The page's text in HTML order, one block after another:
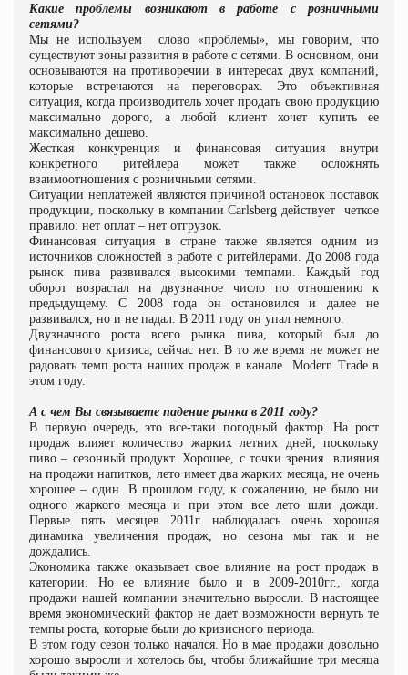
Какие проблемы возникают в работе с розничными
сетями?
Мы не используем
слово «проблемы», мы говорим, что
существуют зоны развития в работе с сетями. В основном, они
основываются на противоречии в интересах двух компаний,
которые встречаются на переговорах. Это объективная
ситуация, когда производитель хочет продать свою продукцию
максимально дорого, а любой клиент хочет купить ее
максимально дешево.
Жесткая конкуренция и финансовая ситуация внутри
конкретного ритейлера может также осложнять
взаимоотношения с розничными сетями.
Ситуации неплатежей являются причиной остановок поставок
продукции, поскольку в компании Carlsberg действует
четкое
правило: нет оплат – нет отгрузок.
Финансовая ситуация в стране также является одним из
источников сложностей в работе с ритейлерами. До 2008 года
рынок пива развивался высокими темпами. Каждый год
оборот возрастал на двузначное число по отношению к
предыдущему. С 2008 года он остановился и далее не
развивался, но и не падал. В 2011 году он упал немного.
Двузначного роста всего рынка пива, который был до
финансового кризиса, сейчас нет. В то же время не может не
радовать темп роста наших продаж в канале
Modern Tradeв
этом году.
А с чем Вы связываете падение рынка в 2011 году?
В первую очередь, это все-таки погодный фактор. На рост
продаж влияет количество жарких летних дней, поскольку
пиво – сезонный продукт. Хорошее, с точки зрения
влияния
на продажи напитков, лето имеет два жарких месяца, не очень
хорошее – один. В прошлом году, к сожалению, не было ни
одного жаркого месяца и при этом все лето шли дожди.
Первые пять месяцев 2011г. наблюдалась очень хорошая
динамика увеличения продаж, но сезона мы так и не
дождались.
Экономика также оказывает свое влияние на рост продаж в
категории. Но ее влияние было и в 2009-2010гг., когда
продажи нашей компании значительно выросли. В настоящее
время экономический фактор не дает возможности вернуть те
темпы роста, которые были до кризисного периода.
В этом году сезон только начался. Но в мае продажи довольно
хорошо выросли и хотелось бы, чтобы ближайшие три месяца